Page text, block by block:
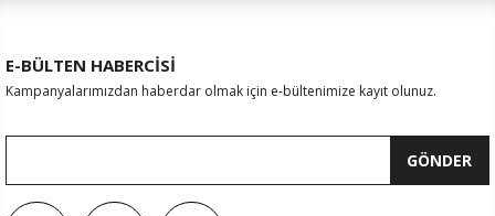
E-BÜLTEN HABERCİSİ
Kampanyalarımızdan haberdar olmak için e-bültenimize kayıt olunuz.
GÖNDER